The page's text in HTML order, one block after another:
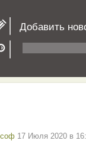
Добавить
17 Июля 2020 в